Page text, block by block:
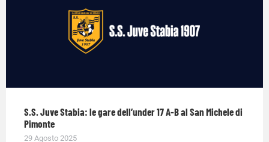
S.S. Juve Stabia: le gare dell’under 17 A-B al San Michele di
Pimonte
29 Agosto 2025